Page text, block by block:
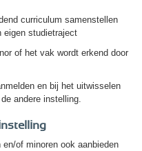
curriculum samenstellen
eigen studietraject
of het vak wordt erkend door
en bij het uitwisselen
andere instelling.
of minoren ook aanbieden